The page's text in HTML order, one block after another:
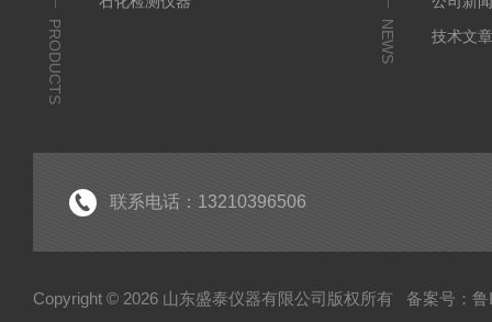
PRODUCTS NEWS
技术文
联系电话：13210396506
Copyright © 2026 山东盛泰仪器有限公司版权所有 备案号：